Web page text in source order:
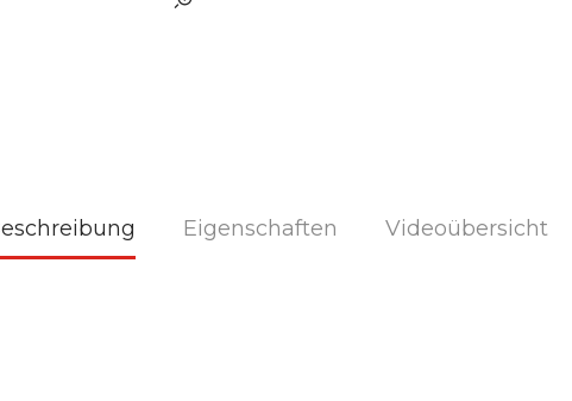
Eigenschaften Videoübersicht